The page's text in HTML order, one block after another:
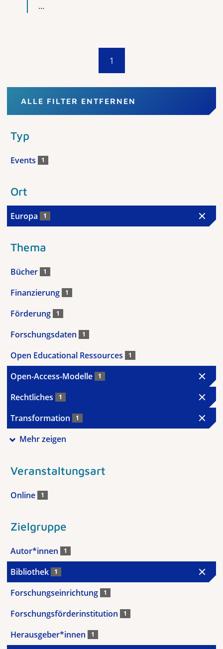
...
1
ALLE FILTER ENTFERNEN
Typ
Events 1
Ort
Europa 1
Thema
Bücher 1
Finanzierung 1
Förderung 1
Forschungsdaten 1
Open Educational Ressources 1
Open-Access-Modelle 1
Rechtliches 1
Transformation 1
Mehr zeigen
Veranstaltungsart
Online 1
Zielgruppe
Autor*innen 1
Bibliothek 1
Forschungseinrichtung 1
Forschungsförderinstitution 1
Herausgeber*innen 1